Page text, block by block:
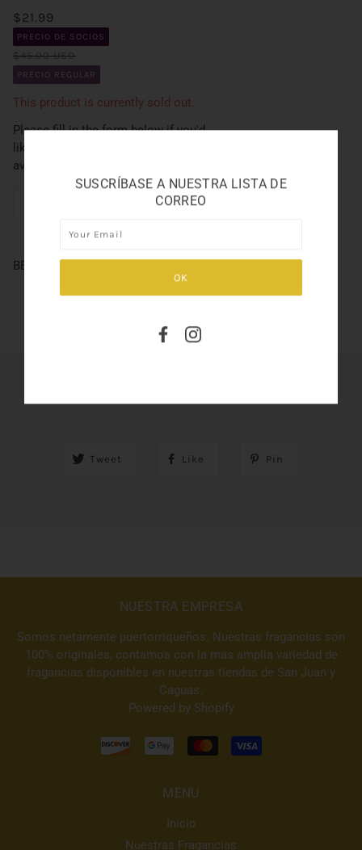
$21.99
PRECIO DE SOCIOS
$45.00 USD
PRECIO REGULAR
This product is currently sold out.
Please fill in the form below if you'd
like to be notified when it becomes
available.
BEYONCE HEAT RUSH 1.7OZ
Tweet Like Pin
NUESTRA EMPRESA
Somos netamente puertorriqueños. Nuestras fragancias son
100% originales, contamos con la mas amplia variedad de
fragancias disponibles en nuestras tiendas de San Juan y
Caguas.
Powered by Shopify
MENU
Inicio
Nuestras Fragancias
SUSCRÍBASE A NUESTRA LISTA DE
CORREO